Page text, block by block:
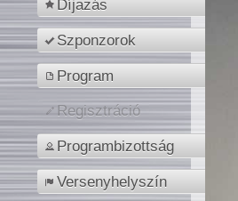
Díjazás
Szponzorok
Program
Regisztráció
Programbizottság
Versenyhelyszín